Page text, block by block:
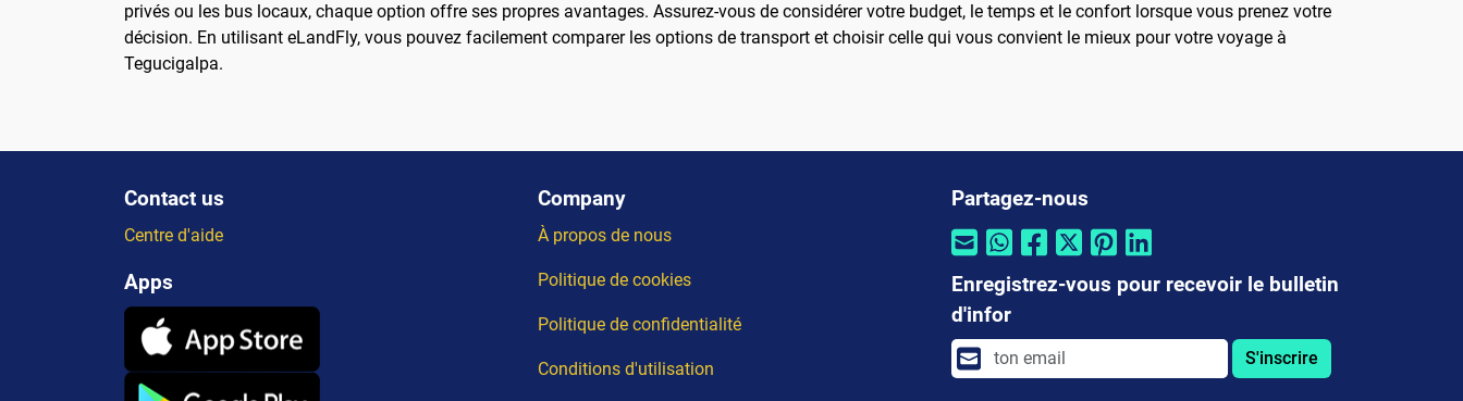
privés ou les bus locaux, chaque option offre ses propres avantages. Assurez-vous de considérer votre budget, le temps et le confort lorsque vous prenez votre
décision. En utilisant eLandFly, vous pouvez facilement comparer les options de transport et choisir celle qui vous convient le mieux pour votre voyage à
Tegucigalpa.
Contact us
Centre d'aide
Apps
Company
À propos de nous
Politique de cookies
Politique de confidentialité
Conditions d'utilisation
Partagez-nous
Enregistrez-vous pour recevoir le bulletin
d'infor
S'inscrire